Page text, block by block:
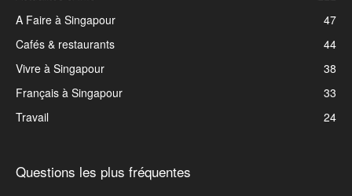
A Faire à Singapour
47
Cafés & restaurants
44
Vivre à Singapour
38
Français à Singapour
33
Travail
24
Questions les plus fréquentes